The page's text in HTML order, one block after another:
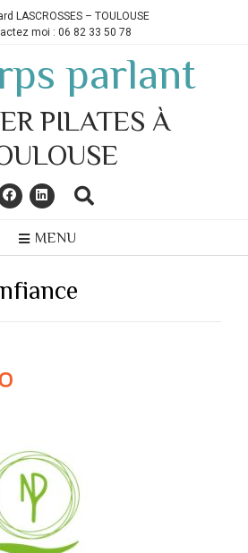
LASCROSSES – TOULOUSE
moi : 06 82 33 50 78
parlant
PILATES À
MENU